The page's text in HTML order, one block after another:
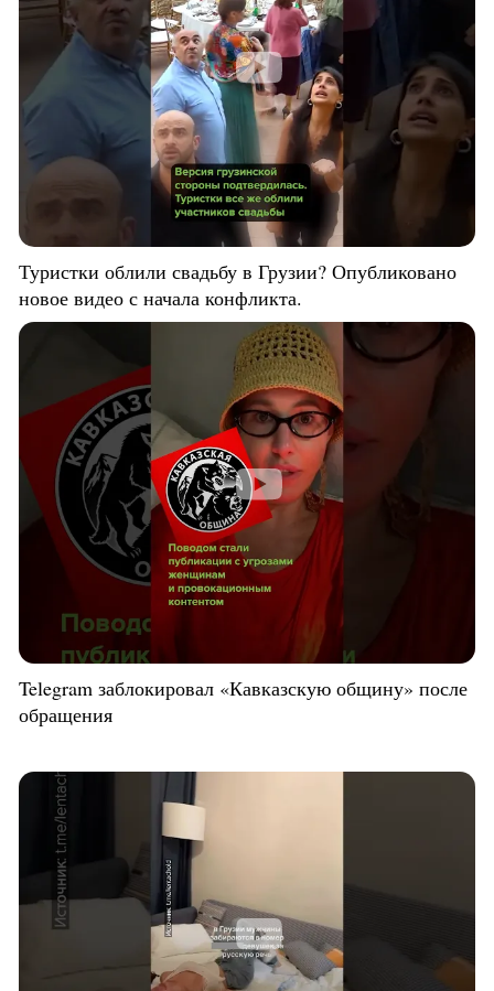
Туристки облили свадьбу в Грузии? Опубликовано
новое видео с начала конфликта.
Telegram заблокировал «Кавказскую общину» после
обращения